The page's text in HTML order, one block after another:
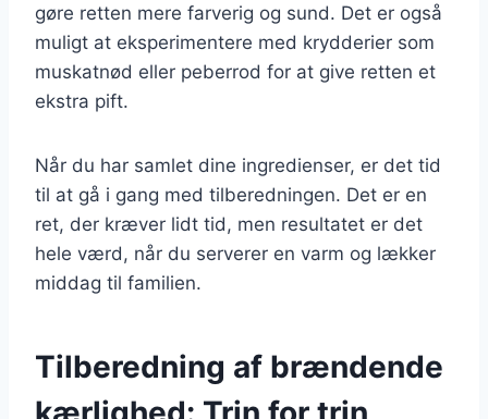
gøre retten mere farverig og sund. Det er også
muligt at eksperimentere med krydderier som
muskatnød eller peberrod for at give retten et
ekstra pift.
Når du har samlet dine ingredienser, er det tid
til at gå i gang med tilberedningen. Det er en
ret, der kræver lidt tid, men resultatet er det
hele værd, når du serverer en varm og lækker
middag til familien.
Tilberedning af brændende